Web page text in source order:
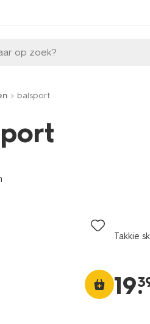
op zoek?
balsport
Takkie
19.